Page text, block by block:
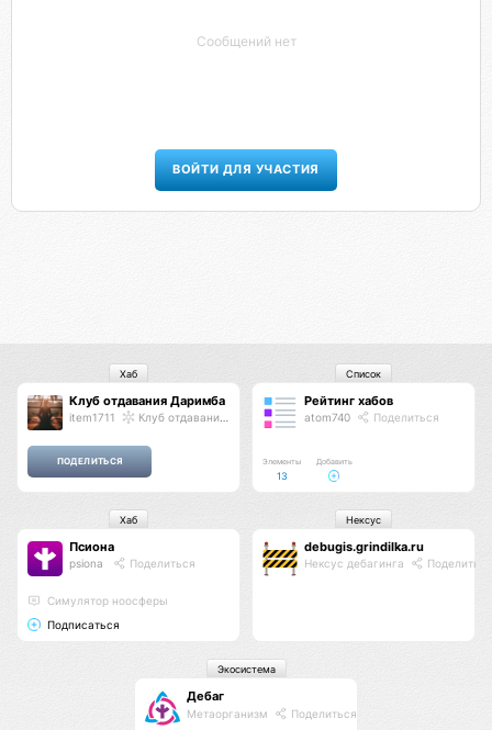
Сообщений нет
ВОЙТИ ДЛЯ УЧАСТИЯ
Клуб отдавания Даримба
item1711 Клуб отдавания Даримба
Хаб
Рейтинг хабов
atom740 Поделиться
Элементы
13
Добавить
Список
Псиона
psiona Поделиться
Cимулятор ноосферы
Подписаться
Хаб
debugis.grindilka.ru
Нексус дебагинга Поделиться
Нексус
Дебаг
Метаорганизм Поделиться
Экосистема